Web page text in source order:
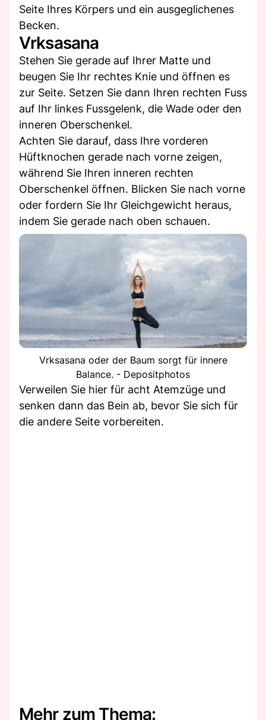
Seite Ihres Körpers und ein ausgeglichenes
Becken.
Vrksasana
Stehen Sie gerade auf Ihrer Matte und
beugen Sie Ihr rechtes Knie und öffnen es
zur Seite. Setzen Sie dann Ihren rechten Fuss
auf Ihr linkes Fussgelenk, die Wade oder den
inneren Oberschenkel.
Achten Sie darauf, dass Ihre vorderen
Hüftknochen gerade nach vorne zeigen,
während Sie Ihren inneren rechten
Oberschenkel öffnen. Blicken Sie nach vorne
oder fordern Sie Ihr Gleichgewicht heraus,
indem Sie gerade nach oben schauen.
Vrksasana oder der Baum sorgt für innere
Balance. - Depositphotos
Verweilen Sie hier für acht Atemzüge und
senken dann das Bein ab, bevor Sie sich für
die andere Seite vorbereiten.
Mehr zum Thema: